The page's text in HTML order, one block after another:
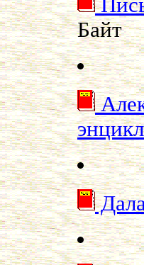
Байт